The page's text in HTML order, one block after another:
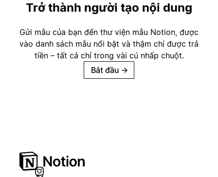
Trở thành người tạo nội dung
Gửi mẫu của bạn đến thư viện mẫu Notion, được
vào danh sách mẫu nổi bật và thậm chí được trả
tiền – tất cả chỉ trong vài cú nhấp chuột.
Bắt đầu →